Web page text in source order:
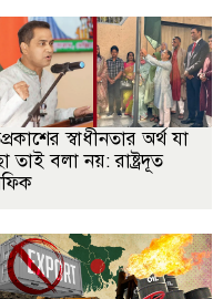
স্বাধীনতার অর্থ যা
তাই বলা নয়: রাষ্ট্রদূত